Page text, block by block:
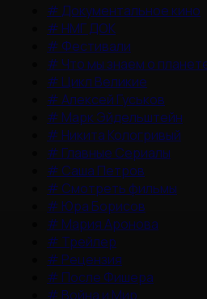
# Документальное кино
# НМГ ДОК
# Фестивали
# Что мы знаем о
# Цикл Великие
#Алексей Гуськов
# Марк Эйдельштейн
# Никита Кологривый
# Главные Сериалы
# Саша Петров
# Смотреть фильмы
# Юра Борисов
# Мария Аронова
# Трейлер
# Рецензия
# После Фишера
# Война и Мир